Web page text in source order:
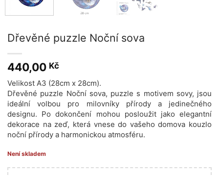
Dřevěné puzzle Noční sova
440,00 Kč
Velikost A3 (28cm x 28cm).
Dřevěné puzzle Noční sova, puzzle s motivem sovy, jsou
ideální volbou pro milovníky přírody a jedinečného
designu. Po dokončení mohou posloužit jako elegantní
dekorace na zeď, která vnese do vašeho domova kouzlo
noční přírody a harmonickou atmosféru.
Není skladem